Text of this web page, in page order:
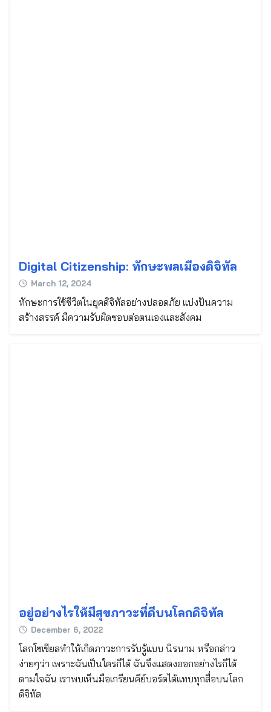
Digital Citizenship: ทักษะพลเมืองดิจิทัล
March 12, 2024
ทักษะการใช้ชีวิตในยุคดิจิทัลอย่างปลอดภัย แบ่งปันความ
สร้างสรรค์ มีความรับผิดชอบต่อตนเองและสังคม
อยู่อย่างไรให้มีสุขภาวะที่ดีบนโลกดิจิทัล
December 6, 2022
โลกโซเชียลทำให้เกิดภาวะการรับรู้แบบ นิรนาม หรือกล่าว
ง่ายๆว่า เพราะฉันเป็นใครก็ได้ ฉันจึงแสดงออกอย่างไรก็ได้
ตามใจฉัน เราพบเห็นมือเกรียนคีย์บอร์ดได้แทบทุกสื่อบนโลก
ดิจิทัล